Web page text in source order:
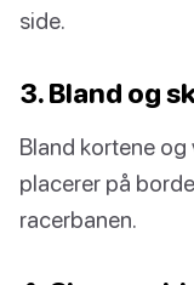
side.
3. Bland og
Bland kortene
placerer på
racerbanen.